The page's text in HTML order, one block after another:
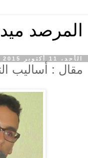
المرصد
الأحد، 11 أكتوبر 2015
مقال : أساليب